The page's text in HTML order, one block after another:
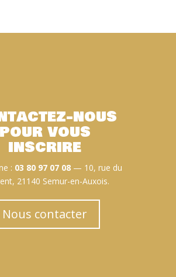
nous
pour vous
inscrire
: 03 80 97 07 08— 10, rue du
21140 Semur-en-Auxois.
Nous contacter